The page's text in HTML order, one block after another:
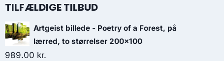
TILFÆLDIGE TILBUD
Artgeist billede - Poetry of a Forest, på
lærred, to størrelser 200x100
989.00 kr.